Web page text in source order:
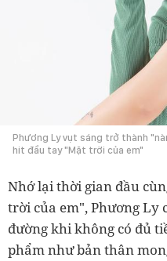
Phương Ly vụt sáng trở thành
hit đầu tay "Mặt trời của em"
Nhớ lại thời gian đầu
trời của em", Phương Ly
đường khi không có đủ
phẩm như bản thân